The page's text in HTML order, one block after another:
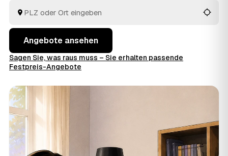
Blick.
Angebote ansehen
Sagen Sie, was raus muss – Sie erhalten passende
Festpreis-Angebote